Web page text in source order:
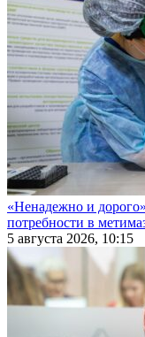
«Ненадежно и
потребности в
5 августа 2026, 10:15